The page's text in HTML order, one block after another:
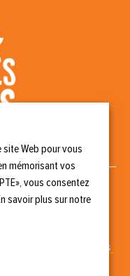
Gérer les cookies
Web pour vous
mémorisant vos
vous consentez
savoir plus sur notre